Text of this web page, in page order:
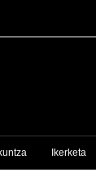
Ikerketa